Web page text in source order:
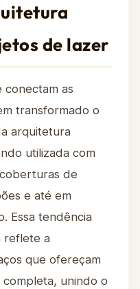
de lazer
conectam as
transformado o
arquitetura
utilizada com
de
e até em
Essa tendência
reflete a
que ofereçam
completa, unindo o